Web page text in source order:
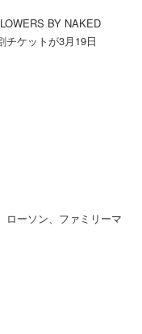
BY NAKED
チケットが3月19日
ローソン、ファミリーマ